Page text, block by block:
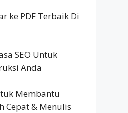
ke PDF Terbaik Di
SEO Untuk
Anda
Membantu
Cepat & Menulis